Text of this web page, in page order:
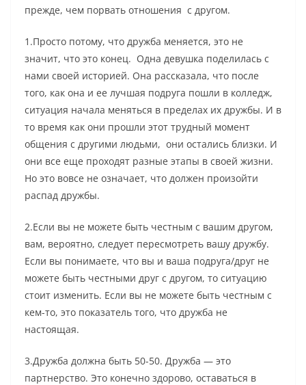
прежде, чем порвать отношения с другом.
1.Просто потому, что дружба меняется, это не
значит, что это конец. Одна девушка поделилась с
нами своей историей. Она рассказала, что после
того, как она и ее лучшая подруга пошли в колледж,
ситуация начала меняться в пределах их дружбы. И в
то время как они прошли этот трудный момент
общения с другими людьми, они остались близки. И
они все еще проходят разные этапы в своей жизни.
Но это вовсе не означает, что должен произойти
распад дружбы.
2.Если вы не можете быть честным с вашим другом,
вам, вероятно, следует пересмотреть вашу дружбу.
Если вы понимаете, что вы и ваша подруга/друг не
можете быть честными друг с другом, то ситуацию
стоит изменить. Если вы не можете быть честным с
кем-то, это показатель того, что дружба не
настоящая.
3.Дружба должна быть 50-50. Дружба — это
партнерство. Это конечно здорово, оставаться в